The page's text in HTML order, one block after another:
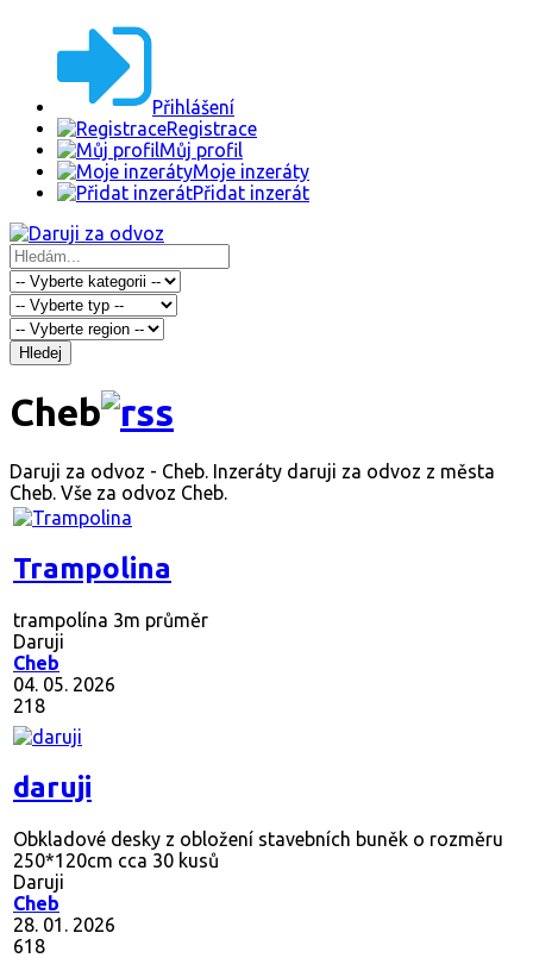
Přihlášení
Registrace
Můj profil
Moje inzeráty
Přidat inzerát
Hledej
Cheb
Daruji za odvoz - Cheb. Inzeráty daruji za odvoz z města
Cheb. Vše za odvoz Cheb.
Trampolina
trampolína 3m průměr
Daruji
Cheb
04. 05. 2026
218
daruji
Obkladové desky z obložení stavebních buněk o rozměru
250*120cm cca 30 kusů
Daruji
Cheb
28. 01. 2026
618